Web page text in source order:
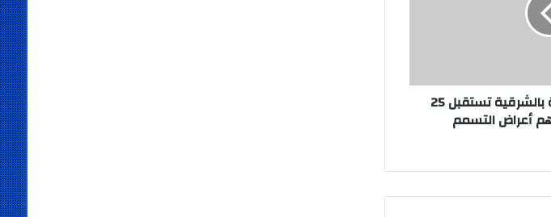
مستشفى الإبراهيمية بالشرقية تستقبل 25
أعراض التسمم